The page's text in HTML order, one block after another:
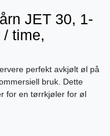
JET 30, 1-
time,
perfekt avkjølt øl på
bruk. Dette
for en tørrkjøler for øl